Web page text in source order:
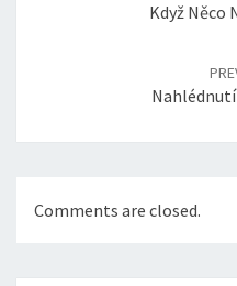
Když Něco
Nahlédnutí
Comments are closed.